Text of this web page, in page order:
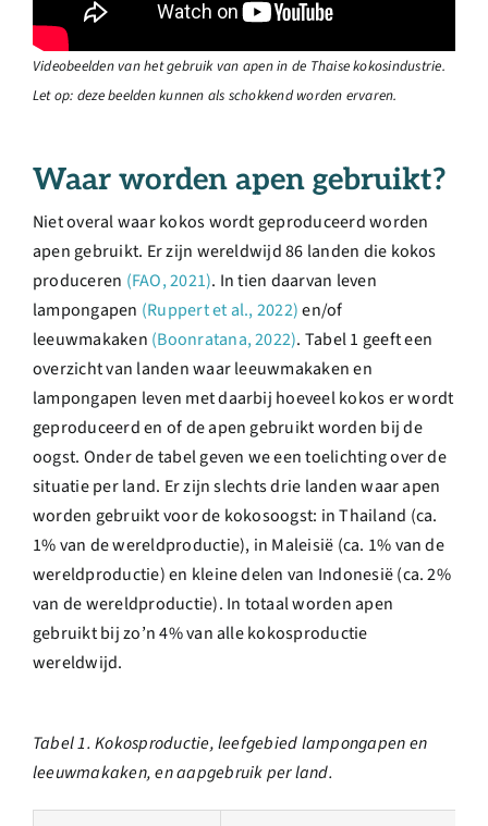
Videobeelden van het gebruik van apen in de Thaise kokosindustrie.
Let op: deze beelden kunnen als schokkend worden ervaren.
Waar worden apen gebruikt?
Niet overal waar kokos wordt geproduceerd worden
apen gebruikt. Er zijn wereldwijd 86 landen die kokos
produceren (FAO, 2021). In tien daarvan leven
lampongapen (Ruppert et al., 2022)en/of
leeuwmakaken (Boonratana, 2022). Tabel 1 geeft een
overzicht van landen waar leeuwmakaken en
lampongapen leven met daarbij hoeveel kokos er wordt
geproduceerd en of de apen gebruikt worden bij de
oogst. Onder de tabel geven we een toelichting over de
situatie per land. Er zijn slechts drie landen waar apen
worden gebruikt voor de kokosoogst: in Thailand (ca.
1% van de wereldproductie), in Maleisië (ca. 1% van de
wereldproductie) en kleine delen van Indonesië (ca. 2%
van de wereldproductie). In totaal worden apen
gebruikt bij zo’n 4% van alle kokosproductie
wereldwijd.
Tabel 1. Kokosproductie, leefgebied lampongapen en
leeuwmakaken, en aapgebruik per land.